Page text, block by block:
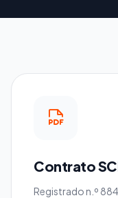
Contrato
Registrado n.º